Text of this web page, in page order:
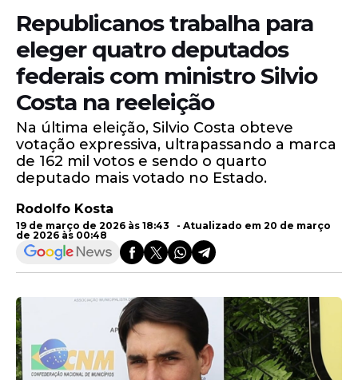
Republicanos trabalha para
eleger quatro deputados
federais com ministro Silvio
Costa na reeleição
Na última eleição, Silvio Costa obteve
votação expressiva, ultrapassando a marca
de 162 mil votos e sendo o quarto
deputado mais votado no Estado.
Rodolfo Kosta
19 de março de 2026 às 18:43 - Atualizado em 20 de março
de 2026 às 00:48